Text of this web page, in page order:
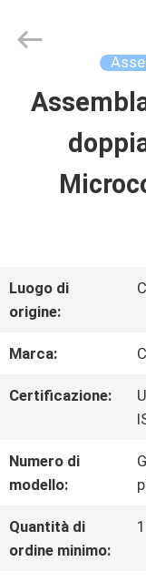
CASA.
PRODOTTI
SU
DI
NOI
VISITA
DELLA
FABBRICA
Media
Luogo di
origine:
Marca:
Certificazione:
Numero di
modello:
Quantità di
ordine minimo:
1